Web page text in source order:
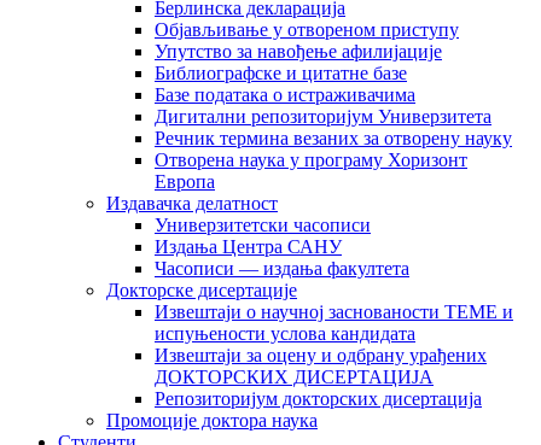
Берлинска декларација
Објављивање у отвореном приступу
Упутство за навођење афилијације
Библиографске и цитатне базе
Базе података о истраживачима
Дигитални репозиторијум Универзитета
Рeчник термина везаних за отворену науку
Отворена наука у програму Хоризонт
Европа
Издавачка делатност
Универзитетски часописи
Издања Центра САНУ
Часописи — издања факултета
Докторске дисертације
Извештаји о научној заснованости ТЕМЕ и
испуњености услова кандидата
Извештаји за оцену и одбрану урађених
ДОКТОРСКИХ ДИСЕРТАЦИЈА
Репозиторијум докторских дисертација
Промоције доктора наука